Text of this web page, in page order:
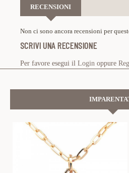
RECENSIONI
Non ci sono ancora recensioni per
SCRIVI UNA RECENSIONE
Per favore esegui il Login oppure